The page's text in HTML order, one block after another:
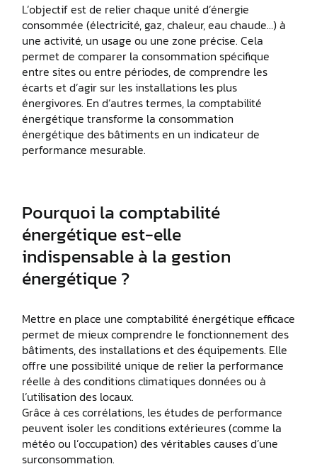
L’objectif est de relier chaque unité d’énergie
consommée (électricité, gaz, chaleur, eau chaude…) à
une activité, un usage ou une zone précise. Cela
permet de comparer la consommation spécifique
entre sites ou entre périodes, de comprendre les
écarts et d’agir sur les installations les plus
énergivores. En d’autres termes, la comptabilité
énergétique transforme la consommation
énergétique des bâtiments en un indicateur de
performance mesurable.
Pourquoi la comptabilité
énergétique est-elle
indispensable à la gestion
énergétique ?
Mettre en place une comptabilité énergétique efficace
permet de mieux comprendre le fonctionnement des
bâtiments, des installations et des équipements. Elle
offre une possibilité unique de relier la performance
réelle à des conditions climatiques données ou à
l’utilisation des locaux.
Grâce à ces corrélations, les études de performance
peuvent isoler les conditions extérieures (comme la
météo ou l’occupation) des véritables causes d’une
surconsommation.